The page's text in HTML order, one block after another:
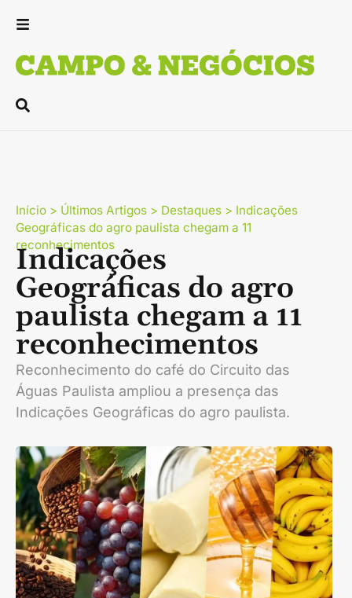
Início > Últimos Artigos > Destaques > Indicações
Geográficas do agro paulista chegam a 11
reconhecimentos
Indicações
Geográficas do agro
paulista chegam a 11
reconhecimentos
Reconhecimento do café do Circuito das
Águas Paulista ampliou a presença das
Indicações Geográficas do agro paulista.